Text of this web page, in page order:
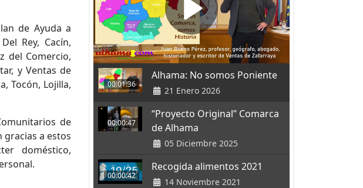
de Ayuda a
Rey, Cacín,
del Comercio,
y Ventas de
Tocón, Lojilla,
de
a estos
doméstico,
00:01:36
Alhama: No somos Poniente
21 Enero 2026
00:00:47
“Proyecto Original” Comarca
de Alhama
05 Diciembre 2025
00:00:42
Recogida alimentos 2021
14 Noviembre 2021